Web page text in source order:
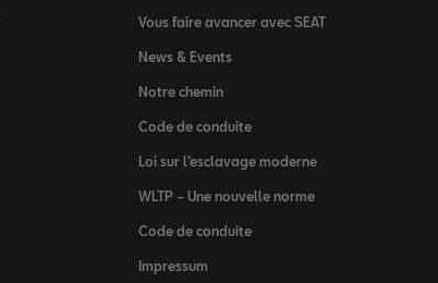
Vous faire avancer avec SEAT
News & Events
Notre chemin
Code de conduite
Loi sur l’esclavage moderne
WLTP – Une nouvelle norme
Code de conduite
Impressum